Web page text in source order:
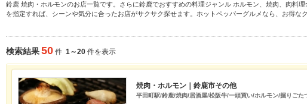
鈴鹿 焼肉・ホルモンのお店一覧です。さらに鈴鹿でおすすめの料理ジャンル ホルモン 焼肉 肉料理
を指定すれば、シーンや気分に合ったお店がサクサク探せます。ホットペッパーグルメなら、お得な
や季節のおすすめ料理など、お店の最新情報をご紹介しているので安心！24時間使える
検索結果50 件 1～20 件を表示
焼肉・ホルモン｜鈴鹿市その他
平田町駅/鈴鹿/焼肉/居酒屋/松阪牛/一頭買い/ホルモン/掘りごた